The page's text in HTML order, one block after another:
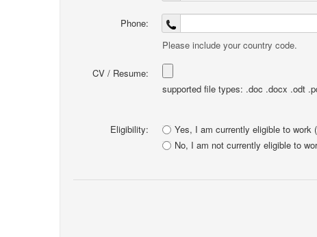
Phone:
Please include your country code.
CV / Resume:
supported file types: .doc .docx .odt
Eligibility:
Yes, I am currently eligible to
No, I am not currently eligible to